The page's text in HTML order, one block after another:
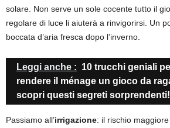
solare. Non serve un sole cocente tutto il
regolare di luce li aiuterà a rinvigorirsi. Un
boccata d’aria fresca dopo l’inverno.
Leggi anche : 10 trucchi geniali
rendere il ménage un gioco da
scopri questi segreti sorprendenti!
Passiamo all’irrigazione: il rischio